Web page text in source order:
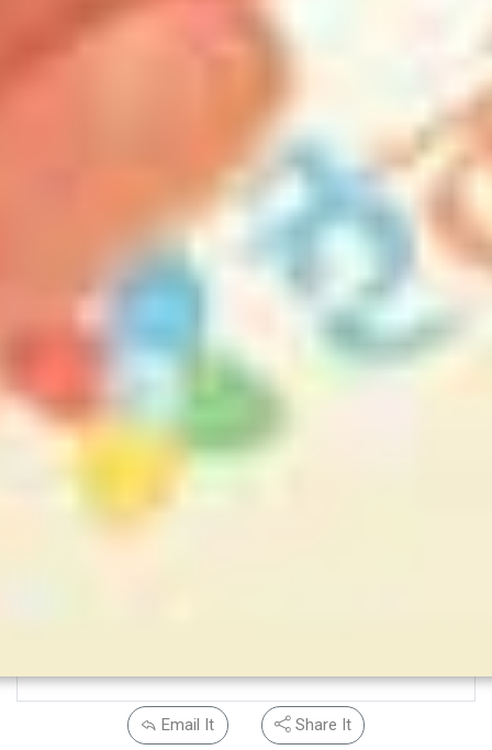
Email It Share It